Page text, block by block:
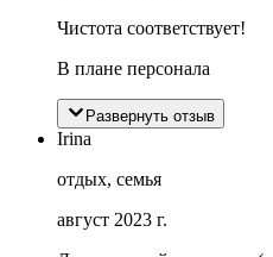
Чистота соответствует!
В плане персонала
Развернуть отзыв
Irina
отдых, семья
август 2023 г.